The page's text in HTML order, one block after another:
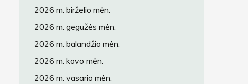
2026 m. birželio mėn.
2026 m. gegužės mėn.
2026 m. balandžio mėn.
2026 m. kovo mėn.
2026 m. vasario mėn.